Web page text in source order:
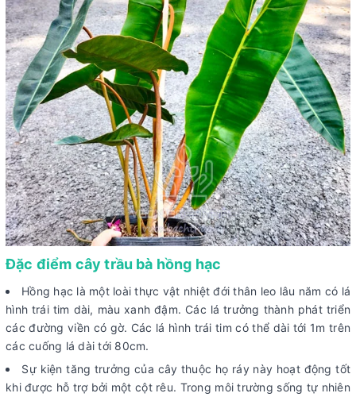
Đặc điểm cây trầu bà hồng hạc
Hồng hạc là một loài thực vật nhiệt đới thân leo lâu năm có lá
hình trái tim dài, màu xanh đậm. Các lá trưởng thành phát triển
các đường viền có gờ. Các lá hình trái tim có thể dài tới 1m trên
các cuống lá dài tới 80cm.
Sự kiện tăng trưởng của cây thuộc họ ráy này hoạt động tốt
khi được hỗ trợ bởi một cột rêu. Trong môi trường sống tự nhiên